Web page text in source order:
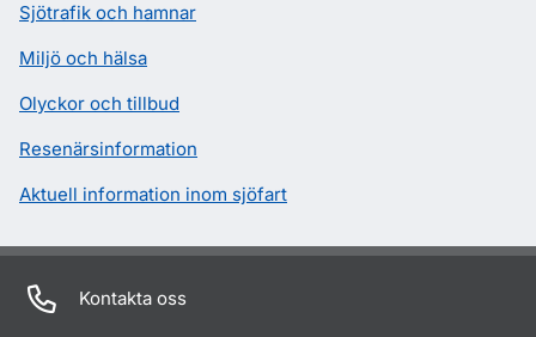
Sjötrafik och hamnar
Miljö och hälsa
Olyckor och tillbud
Resenärsinformation
Aktuell information inom sjöfart
Kontakta oss